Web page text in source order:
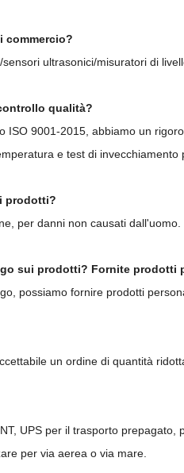
commercio?
ultrasonici/misuratori di
qualità?
ISO 9001-2015, abbiamo un
e test di
prodotti?
per danni non causati
sui prodotti? Fornite
possiamo fornire prodotti
un ordine di quantità
UPS per il trasporto
per via aerea o via mare.